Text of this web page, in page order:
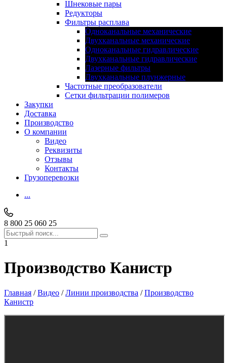
Шнековые пары
Редукторы
Фильтры расплава
Одноканальные механические
Двухканальные механические
Одноканальные гидравлические
Двухканальные гидравлические
Лазерные фильтры
Двухканальные плунжерные
Частотные преобразователи
Сетки фильтрации полимеров
Закупки
Доставка
Производство
О компании
Видео
Реквизиты
Отзывы
Контакты
Грузоперевозки
...
8 800 25 060 25
1
Производство Канистр
Главная /Видео /Линии производства /Производство
Канистр